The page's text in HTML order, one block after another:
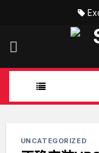
UNCATEGORIZED